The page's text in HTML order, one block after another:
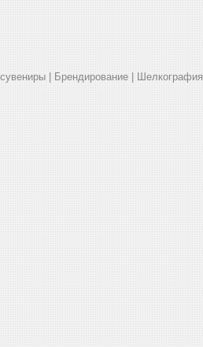
| Брендирование | Шелкография